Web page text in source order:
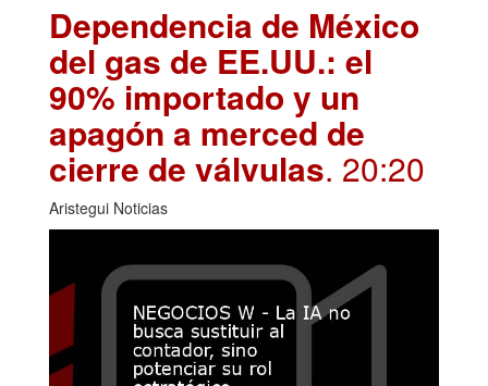
Dependencia de México
del gas de EE.UU.: el
90% importado y un
apagón a merced de
cierre de válvulas. 20:20
Aristegui Noticias